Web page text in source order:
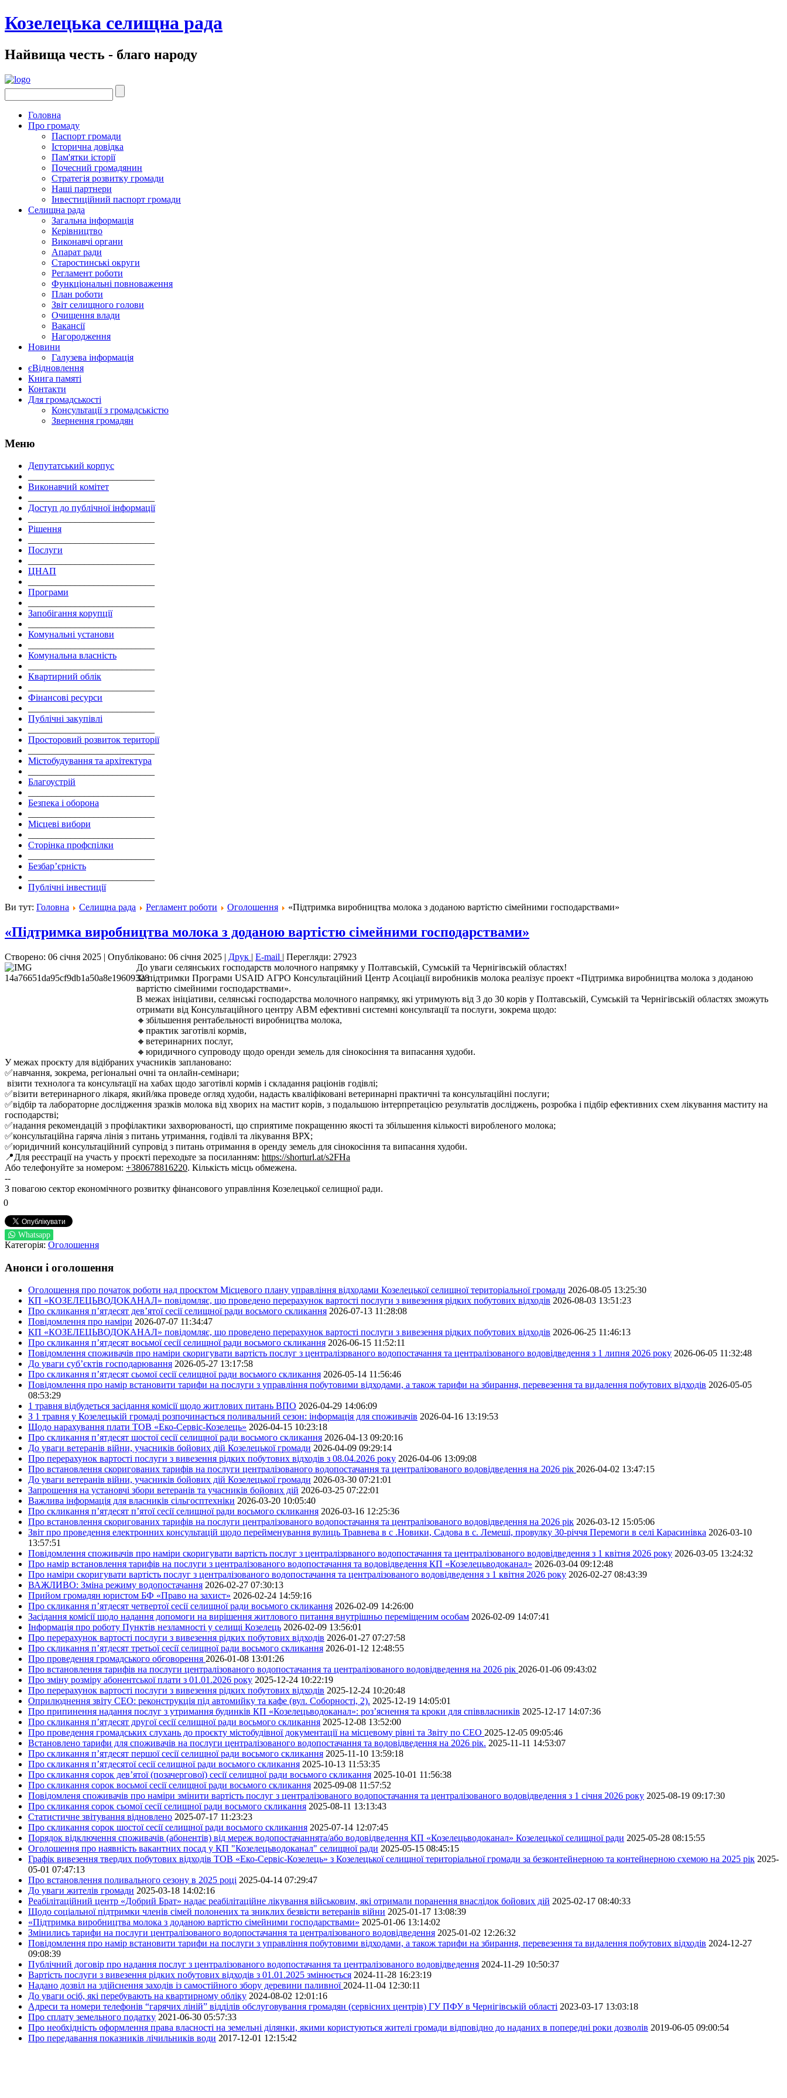
Козелецька селищна рада
Найвища честь - благо народу
Головна
Про громаду
Паспорт громади
Історична довідка
Пам'ятки історії
Почесний громадянин
Стратегія розвитку громади
Наші партнери
Інвестиційний паспорт громади
Селищна рада
Загальна інформація
Керівництво
Виконавчі органи
Апарат ради
Старостинські округи
Регламент роботи
Функціональні повноваження
План роботи
Звіт селищного голови
Очищення влади
Вакансії
Нагородження
Новини
Галузева інформація
єВідновлення
Книга памяті
Контакти
Для громадськості
Консультації з громадськістю
Звернення громадян
Меню
Депутатський корпус
Виконавчий комітет
Доступ до публічної інформації
Рішення
Послуги
ЦНАП
Програми
Запобігання корупції
Комунальні установи
Комунальна власність
Квартирний облік
Фінансові ресурси
Публічні закупівлі
Просторовий розвиток території
Містобудування та архітектура
Благоустрій
Безпека і оборона
Місцеві вибори
Сторінка профспілки
Безбар’єрність
Публічні інвестиції
Ви тут: Головна Селищна рада Регламент роботи Оголошення «Підтримка виробництва молока з доданою вартістю сімейними господарствами»
«Підтримка виробництва молока з доданою вартістю сімейними господарствами»
Створено: 06 січня 2025 | Опубліковано: 06 січня 2025 | Друк | E-mail | Перегляди: 27923
До уваги селянських господарств молочного напрямку у Полтавській, Сумській та Чернігівській областях!
За підтримки Програми USAID АГРО Консультаційний Центр Асоціації виробників молока реалізує проект «Підтримка виробництва молока з доданою
вартістю сімейними господарствами».
В межах ініціативи, селянські господарства молочного напрямку, які утримують від 3 до 30 корів у Полтавській, Сумській та Чернігівській областях зможуть
отримати від Консультаційного центру АВМ ефективні системні консультації та послуги, зокрема щодо:
🔸збільшення рентабельності виробництва молока,
🔸практик заготівлі кормів,
🔸ветеринарних послуг,
🔸юридичного супроводу щодо оренди земель для сінокосіння та випасання худоби.
У межах проєкту для відібраних учасників заплановано:
✅навчання, зокрема, регіональні очні та онлайн-семінари;
візити технолога та консультації на хабах щодо заготівлі кормів і складання раціонів годівлі;
✅візити ветеринарного лікаря, який/яка проведе огляд худоби, надасть кваліфіковані ветеринарні практичні та консультаційні послуги;
✅відбір та лабораторне дослідження зразків молока від хворих на мастит корів, з подальшою інтерпретацією результатів досліджень, розробка і підбір ефективних схем лікування маститу на
господарстві;
✅надання рекомендацій з профілактики захворюваності, що сприятиме покращенню якості та збільшення кількості виробленого молока;
✅консультаційна гаряча лінія з питань утримання, годівлі та лікування ВРХ;
✅юридичний консультаційний супровід з питань отримання в оренду земель для сінокосіння та випасання худоби.
📍Для реєстрації на участь у проєкті переходьте за посиланням: https://shorturl.at/s2FHa
Або телефонуйте за номером: +380678816220. Кількість місць обмежена.
--
З повагою сектор економічного розвитку фінансового управління Козелецької селищної ради.
0
Whatsapp
Категорія: Оголошення
Анонси і оголошення
Оголошення про початок роботи над проєктом Місцевого плану управління відходами Козелецької селищної територіальної громади 2026-08-05 13:25:30
КП «КОЗЕЛЕЦЬВОДОКАНАЛ» повідомляє, що проведено перерахунок вартості послуги з вивезення рідких побутових відходів 2026-08-03 13:51:23
Про скликання п’ятдесят дев’ятої сесії селищної ради восьмого скликання 2026-07-13 11:28:08
Повідомлення про наміри 2026-07-07 11:34:47
КП «КОЗЕЛЕЦЬВОДОКАНАЛ» повідомляє, що проведено перерахунок вартості послуги з вивезення рідких побутових відходів 2026-06-25 11:46:13
Про скликання п’ятдесят восьмої сесії селищної ради восьмого скликання 2026-06-15 11:52:11
Повідомлення споживачів про наміри скоригувати вартість послуг з централізрваного водопостачання та централізованого водовідведення з 1 липня 2026 року 2026-06-05 11:32:48
До уваги суб’єктів господарювання 2026-05-27 13:17:58
Про скликання п’ятдесят сьомої сесії селищної ради восьмого скликання 2026-05-14 11:56:46
Повідомлення про намір встановити тарифи на послуги з управління побутовими відходами, а також тарифи на збирання, перевезення та видалення побутових відходів 2026-05-05
08:53:29
1 травня відбудеться засідання комісії щодо житлових питань ВПО 2026-04-29 14:06:09
З 1 травня у Козелецькій громаді розпочинається поливальний сезон: інформація для споживачів 2026-04-16 13:19:53
Щодо нарахування плати ТОВ «Еко-Сервіс-Козелець» 2026-04-15 10:23:18
Про скликання п’ятдесят шостої сесії селищної ради восьмого скликання 2026-04-13 09:20:16
До уваги ветеранів війни, учасників бойових дій Козелецької громади 2026-04-09 09:29:14
Про перерахунок вартості послуги з вивезення рідких побутових відходів з 08.04.2026 року 2026-04-06 13:09:08
Про встановлення скоригованих тарифів на послуги централізованого водопостачання та централізованого водовідведення на 2026 рік 2026-04-02 13:47:15
До уваги ветеранів війни, учасників бойових дій Козелецької громади 2026-03-30 07:21:01
Запрошення на установчі збори ветеранів та учасників бойових дій 2026-03-25 07:22:01
Важлива інформація для власників сільгосптехніки 2026-03-20 10:05:40
Про скликання п’ятдесят п’ятої сесії селищної ради восьмого скликання 2026-03-16 12:25:36
Про встановлення скоригованих тарифів на послуги централізованого водопостачання та централізованого водовідведення на 2026 рік 2026-03-12 15:05:06
Звіт про проведення електронних консультацій щодо перейменування вулиць Травнева в с .Новики, Садова в с. Лемеші, провулку 30-річчя Перемоги в селі Карасинівка 2026-03-10
13:57:51
Повідомлення споживачів про наміри скоригувати вартість послуг з централізрваного водопостачання та централізованого водовідведення з 1 квітня 2026 року 2026-03-05 13:24:32
Про намір встановлення тарифів на послуги з централізованого водопостачання та водовідведення КП «Козелецьводоканал» 2026-03-04 09:12:48
Про наміри скоригувати вартість послуг з централізованого водопостачання та централізованого водовідведення з 1 квітня 2026 року 2026-02-27 08:43:39
ВАЖЛИВО: Зміна режиму водопостачання 2026-02-27 07:30:13
Прийом громадян юристом БФ «Право на захист» 2026-02-24 14:59:16
Про скликання п’ятдесят четвертої сесії селищної ради восьмого скликання 2026-02-09 14:26:00
Засідання комісії щодо надання допомоги на вирішення житлового питання внутрішньо переміщеним особам 2026-02-09 14:07:41
Інформація про роботу Пунктів незламності у селищі Козелець 2026-02-09 13:56:01
Про перерахунок вартості послуги з вивезення рідких побутових відходів 2026-01-27 07:27:58
Про скликання п’ятдесят третьої сесії селищної ради восьмого скликання 2026-01-12 12:48:55
Про проведення громадського обговорення 2026-01-08 13:01:26
Про встановлення тарифів на послуги централізованого водопостачання та централізованого водовідведення на 2026 рік 2026-01-06 09:43:02
Про зміну розміру абонентської плати з 01.01.2026 року 2025-12-24 10:22:19
Про перерахунок вартості послуги з вивезення рідких побутових відходів 2025-12-24 10:20:48
Оприлюднення звіту СЕО: реконструкція під автомийку та кафе (вул. Соборності, 2). 2025-12-19 14:05:01
Про припинення надання послуг з утримання будинків КП «Козелецьводоканал»: роз’яснення та кроки для співвласників 2025-12-17 14:07:36
Про скликання п’ятдесят другої сесії селищної ради восьмого скликання 2025-12-08 13:52:00
Про проведення громадських слухань до проєкту містобудівної документації на місцевому рівні та Звіту по СЕО 2025-12-05 09:05:46
Встановлено тарифи для споживачів на послуги централізованого водопостачання та водовідведення на 2026 рік. 2025-11-11 14:53:07
Про скликання п’ятдесят першої сесії селищної ради восьмого скликання 2025-11-10 13:59:18
Про скликання п’ятдесятої сесії селищної ради восьмого скликання 2025-10-13 11:53:35
Про скликання сорок дев’ятої (позачергової) сесії селищної ради восьмого скликання 2025-10-01 11:56:38
Про скликання сорок восьмої сесії селищної ради восьмого скликання 2025-09-08 11:57:52
Повідомленя споживачів про наміри змінити вартість послуг з централізованого водопостачання та централізованого водовідведення з 1 січня 2026 року 2025-08-19 09:17:30
Про скликання сорок сьомої сесії селищної ради восьмого скликання 2025-08-11 13:13:43
Статистичне звітування відновлено 2025-07-17 11:23:23
Про скликання сорок шостої сесії селищної ради восьмого скликання 2025-07-14 12:07:45
Порядок відключення споживачів (абонентів) від мереж водопостачаннята/або водовідведення КП «Козелецьводоканал» Козелецької селищної ради 2025-05-28 08:15:55
Оголошення про наявність вакантних посад у КП "Козелецьводоканал" селищної ради 2025-05-15 08:45:15
Графік вивезення твердих побутових відходів ТОВ «Еко-Сервіс-Козелець» з Козелецької селищної територіальної громади за безконтейнерною та контейнерною схемою на 2025 рік 2025-
05-01 07:47:13
Про встановлення поливального сезону в 2025 році 2025-04-14 07:29:47
До уваги жителів громади 2025-03-18 14:02:16
Реабілітаційний центр «Добрий Брат» надає реабілітаційне лікування військовим, які отримали поранення внаслідок бойових дій 2025-02-17 08:40:33
Щодо соціальної підтримки членів сімей полонених та зниклих безвісти ветеранів війни 2025-01-17 13:08:39
«Підтримка виробництва молока з доданою вартістю сімейними господарствами» 2025-01-06 13:14:02
Змінились тарифи на послуги централізованого водопостачання та централізованого водовідведення 2025-01-02 12:26:32
Повідомлення про намір встановити тарифи на послуги з управління побутовими відходами, а також тарифи на збирання, перевезення та видалення побутових відходів 2024-12-27
09:08:39
Публічний договір про надання послуг з централізованого водопостачання та централізованого водовідведення 2024-11-29 10:50:37
Вартість послуги з вивезення рідких побутових відходів з 01.01.2025 змінюється 2024-11-28 16:23:19
Надано дозвіл на здійснення заходів із самостійного збору деревини паливної2024-11-04 12:30:11
До уваги осіб, які перебувають на квартирному обліку 2024-08-02 12:01:16
Адреси та номери телефонів “гарячих ліній” відділів обслуговування громадян (сервісних центрів) ГУ ПФУ в Чернігівській області 2023-03-17 13:03:18
Про сплату земельного податку 2021-06-30 05:57:33
Про необхідність оформлення права власності на земельні ділянки, якими користуються жителі громади відповідно до наданих в попередні роки дозволів 2019-06-05 09:00:54
Про передавання показників лічильників води 2017-12-01 12:15:42